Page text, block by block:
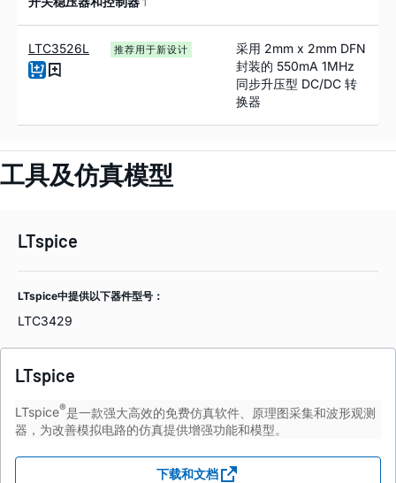
LTC3526L 推荐用于新设计
采用 2mm x 2mm DFN
封装的 550mA 1MHz
同步升压型 DC/DC 转
换器
工具及仿真模型
LTspice
LTspice中提供以下器件型号：
LTC3429
LTspice
LTspice®是一款强大高效的免费仿真软件、原理图采集和波形观测
器，为改善模拟电路的仿真提供增强功能和模型。
下载和文档